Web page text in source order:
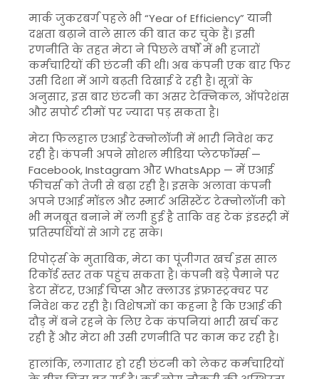
मार्क जुकरबर्ग पहले भी “Year of Efficiency” यानी
दक्षता बढ़ाने वाले साल की बात कर चुके हैं। इसी
रणनीति के तहत मेटा ने पिछले वर्षों में भी हजारों
कर्मचारियों की छंटनी की थी। अब कंपनी एक बार फिर
उसी दिशा में आगे बढ़ती दिखाई दे रही है। सूत्रों के
अनुसार, इस बार छंटनी का असर टेक्निकल, ऑपरेशंस
और सपोर्ट टीमों पर ज्यादा पड़ सकता है।
मेटा फिलहाल एआई टेक्नोलॉजी में भारी निवेश कर
रही है। कंपनी अपने सोशल मीडिया प्लेटफॉर्म्स —
Facebook,Instagram औरWhatsApp — में एआई
फीचर्स को तेजी से बढ़ा रही है। इसके अलावा कंपनी
अपने एआई मॉडल और स्मार्ट असिस्टेंट टेक्नोलॉजी को
भी मजबूत बनाने में लगी हुई है ताकि वह टेक इंडस्ट्री में
प्रतिस्पर्धियों से आगे रह सके।
रिपोर्ट्स के मुताबिक, मेटा का पूंजीगत खर्च इस साल
रिकॉर्ड स्तर तक पहुंच सकता है। कंपनी बड़े पैमाने पर
डेटा सेंटर, एआई चिप्स और क्लाउड इंफ्रास्ट्रक्चर पर
निवेश कर रही है। विशेषज्ञों का कहना है कि एआई की
दौड़ में बने रहने के लिए टेक कंपनियां भारी खर्च कर
रही हैं और मेटा भी उसी रणनीति पर काम कर रही है।
हालांकि, लगातार हो रही छंटनी को लेकर कर्मचारियों